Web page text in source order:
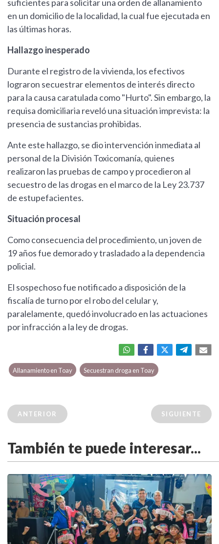
suficientes para solicitar una orden de allanamiento
en un domicilio de la localidad, la cual fue ejecutada en
las últimas horas.
Hallazgo inesperado
Durante el registro de la vivienda, los efectivos
lograron secuestrar elementos de interés directo
para la causa caratulada como "Hurto". Sin embargo, la
requisa domiciliaria reveló una situación imprevista: la
presencia de sustancias prohibidas.
Ante este hallazgo, se dio intervención inmediata al
personal de la División Toxicomanía, quienes
realizaron las pruebas de campo y procedieron al
secuestro de las drogas en el marco de la Ley 23.737
de estupefacientes.
Situación procesal
Como consecuencia del procedimiento, un joven de
19 años fue demorado y trasladado a la dependencia
policial.
El sospechoso fue notificado a disposición de la
fiscalía de turno por el robo del celular y,
paralelamente, quedó involucrado en las actuaciones
por infracción a la ley de drogas.
Allanamiento en Toay Secuestran droga en Toay
ANTERIOR SIGUIENTE
También te puede interesar...